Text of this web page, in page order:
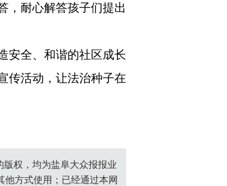
，耐心解答孩子们提出
安全、和谐的社区成长
传活动，让法治种子在
版权，均为盐阜大众报报业
方式使用；已经通过本网